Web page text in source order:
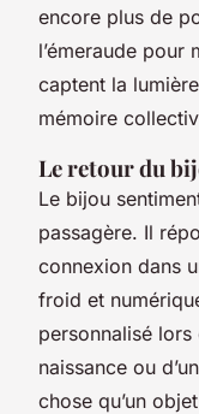
encore plus de
l’émeraude pour
captent la
mémoire
Le retour du
Le bijou
passagère. Il
connexion dans
froid et
personnalisé lors
naissance ou
chose qu’un